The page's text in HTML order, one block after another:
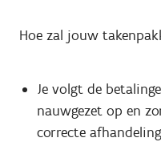
Hoe zal jouw
Je volgt de
nauwgezet op en
correcte afhandeling